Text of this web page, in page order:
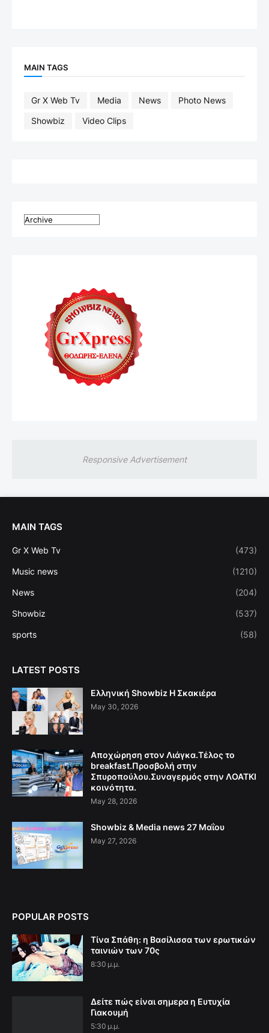
MAIN TAGS
Gr X Web Tv Media News
Photo News
Showbiz
Video Clips
Responsive Advertisement
MAIN TAGS
Gr X Web Tv (473)
Music news (1210)
News (204)
Showbiz (537)
sports (58)
LATEST POSTS
Ελληνική Showbiz Η Σκακιέρα
May 30, 2026
Αποχώρηση στον Λιάγκα.Τέλος το
breakfast.Προσβολή στην
Σπυροπούλου.Συναγερμός στην ΛΟΑΤΚΙ
κοινότητα.
May 28, 2026
Showbiz & Media news 27 Μαΐου
May 27, 2026
POPULAR POSTS
Τίνα Σπάθη: η Βασίλισσα των ερωτικών
ταινιών των 70ς
8:30 μ.μ.
Δείτε πώς είναι σημερα η Ευτυχία
Γιακουμή
5:30 μ.μ.